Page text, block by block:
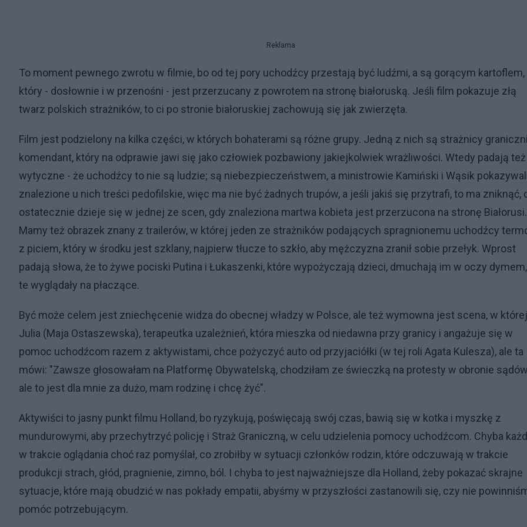
Reklama
To moment pewnego zwrotu w filmie, bo od tej pory uchodźcy przestają być ludźmi, a są gorącym kartoflem,
który - dosłownie i w przenośni - jest przerzucany z powrotem na stronę białoruską. Jeśli film pokazuje złą
twarz polskich strażników, to ci po stronie białoruskiej zachowują się jak zwierzęta.
Film jest podzielony na kilka części, w których bohaterami są różne grupy. Jedną z nich są strażnicy
komendant, który na odprawie jawi się jako człowiek pozbawiony jakiejkolwiek wrażliwości. Wtedy padają też
wytyczne - że uchodźcy to nie są ludzie; są niebezpieczeństwem, a ministrowie Kamiński i Wąsik
znalezione u nich treści pedofilskie, więc ma nie być żadnych trupów, a jeśli jakiś się przytrafi, to ma zniknąć,
ostatecznie dzieje się w jednej ze scen, gdy znaleziona martwa kobieta jest przerzucona na stronę Białorusi.
Mamy też obrazek znany z trailerów, w której jeden ze strażników podających spragnionemu uchodźcy
z piciem, który w środku jest szklany, najpierw tłucze to szkło, aby mężczyzna zranił sobie przełyk. Wprost
padają słowa, że to żywe pociski Putina i Łukaszenki, które wypożyczają dzieci, dmuchają im w oczy
te wyglądały na płaczące.
Być może celem jest zniechęcenie widza do obecnej władzy w Polsce, ale też wymowna jest scena, w której
Julia (Maja Ostaszewska), terapeutka uzależnień, która mieszka od niedawna przy granicy i angażuje się w
pomoc uchodźcom razem z aktywistami, chce pożyczyć auto od przyjaciółki (w tej roli Agata Kulesza), ale ta
mówi: "Zawsze głosowałam na Platformę Obywatelską, chodziłam ze świeczką na protesty w obronie
ale to jest dla mnie za dużo, mam rodzinę i chcę żyć".
Aktywiści to jasny punkt filmu Holland, bo ryzykują, poświęcają swój czas, bawią się w kotka i myszkę z
mundurowymi, aby przechytrzyć policję i Straż Graniczną, w celu udzielenia pomocy uchodźcom. Chyba
w trakcie oglądania choć raz pomyślał, co zrobiłby w sytuacji członków rodzin, które odczuwają w trakcie
produkcji strach, głód, pragnienie, zimno, ból. I chyba to jest najważniejsze dla Holland, żeby pokazać skrajne
sytuacje, które mają obudzić w nas pokłady empatii, abyśmy w przyszłości zastanowili się, czy nie
pomóc potrzebującym.